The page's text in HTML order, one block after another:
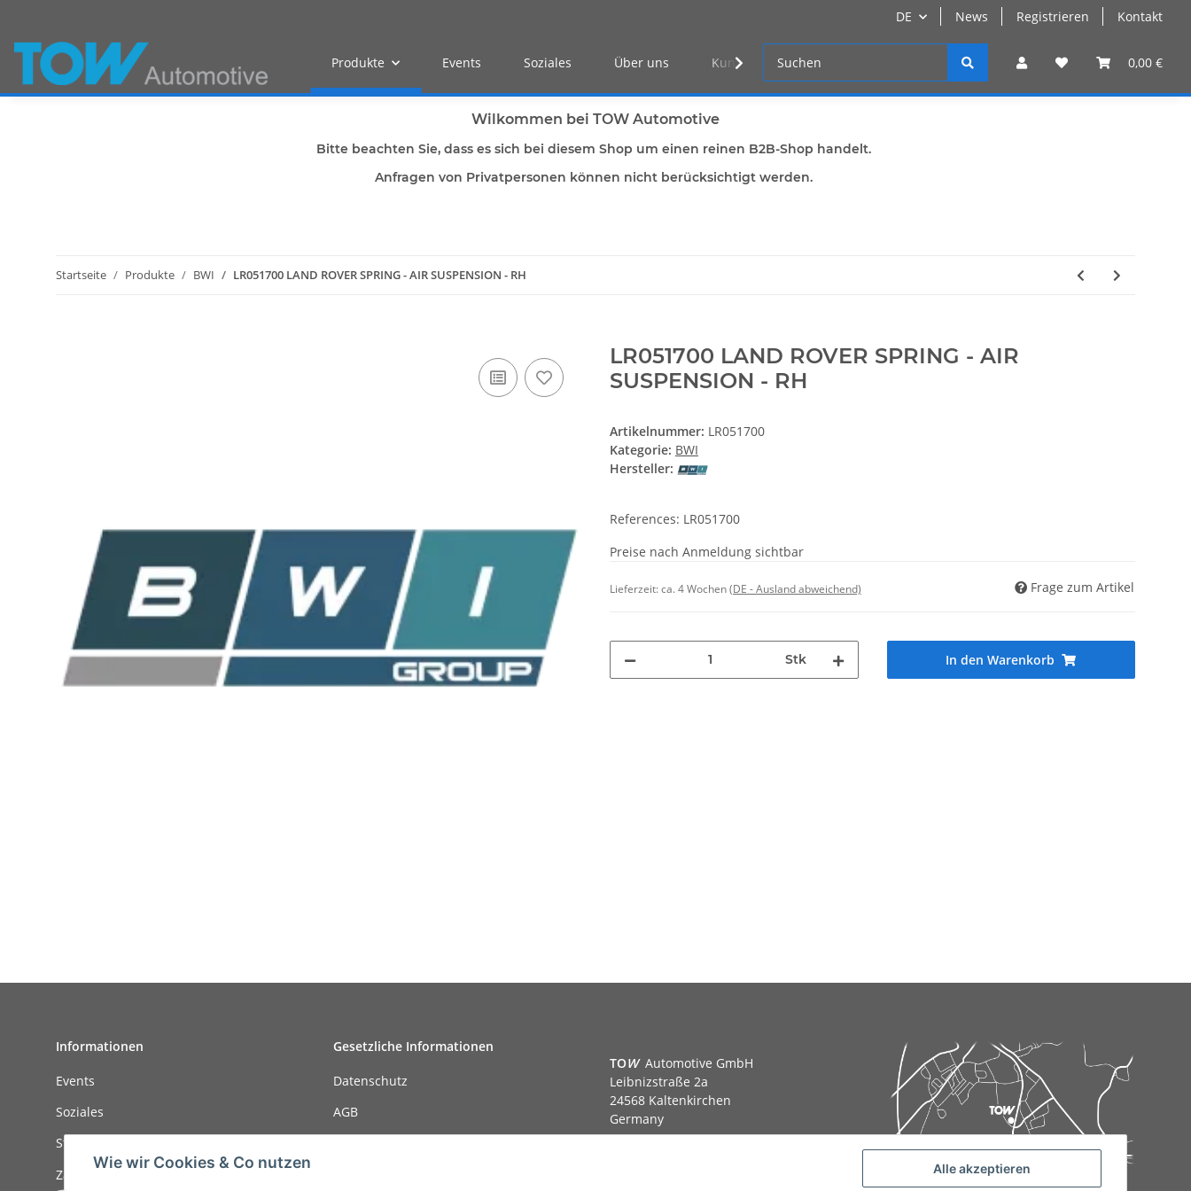
DE News Registrieren Kontakt
0,00 €
Produkte Events Soziales Über uns Kunden Log-in
Wilkommen bei TOW Automotive
Bitte beachten Sie, dass es sich bei diesem Shop um einen reinen B2B-Shop handelt.
Anfragen von Privatpersonen können nicht berücksichtigt werden.
Startseite Produkte BWI LR051700 LAND ROVER SPRING - AIR SUSPENSION - RH
LR051700 LAND ROVER SPRING - AIR
SUSPENSION - RH
Artikelnummer: LR051700
Kategorie: BWI
Hersteller:
References: LR051700
Preise nach Anmeldung sichtbar
Lieferzeit:ca. 4 Wochen(DE - Ausland abweichend) Frage zum Artikel
Stk In den Warenkorb
Informationen
Events
Soziales
Stellenanzeigen
Zahlungsmöglichkeiten
Gesetzliche Informationen
Datenschutz
AGB
TOW Automotive GmbH
Leibnizstraße 2a
24568 Kaltenkirchen
Germany
Wie wir Cookies & Co nutzen Alle akzeptieren